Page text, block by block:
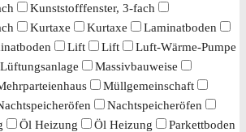
Kunststofffenster, 3-fach
Kurtaxe Kurtaxe
Laminatboden
Lift Lift
Luft-Wärme-Pumpe
Lüftungsanlage
Massivbauweise
Müllgemeinschaft
Nachtspeicheröfen
Öl Heizung Öl Heizung
Parkettboden